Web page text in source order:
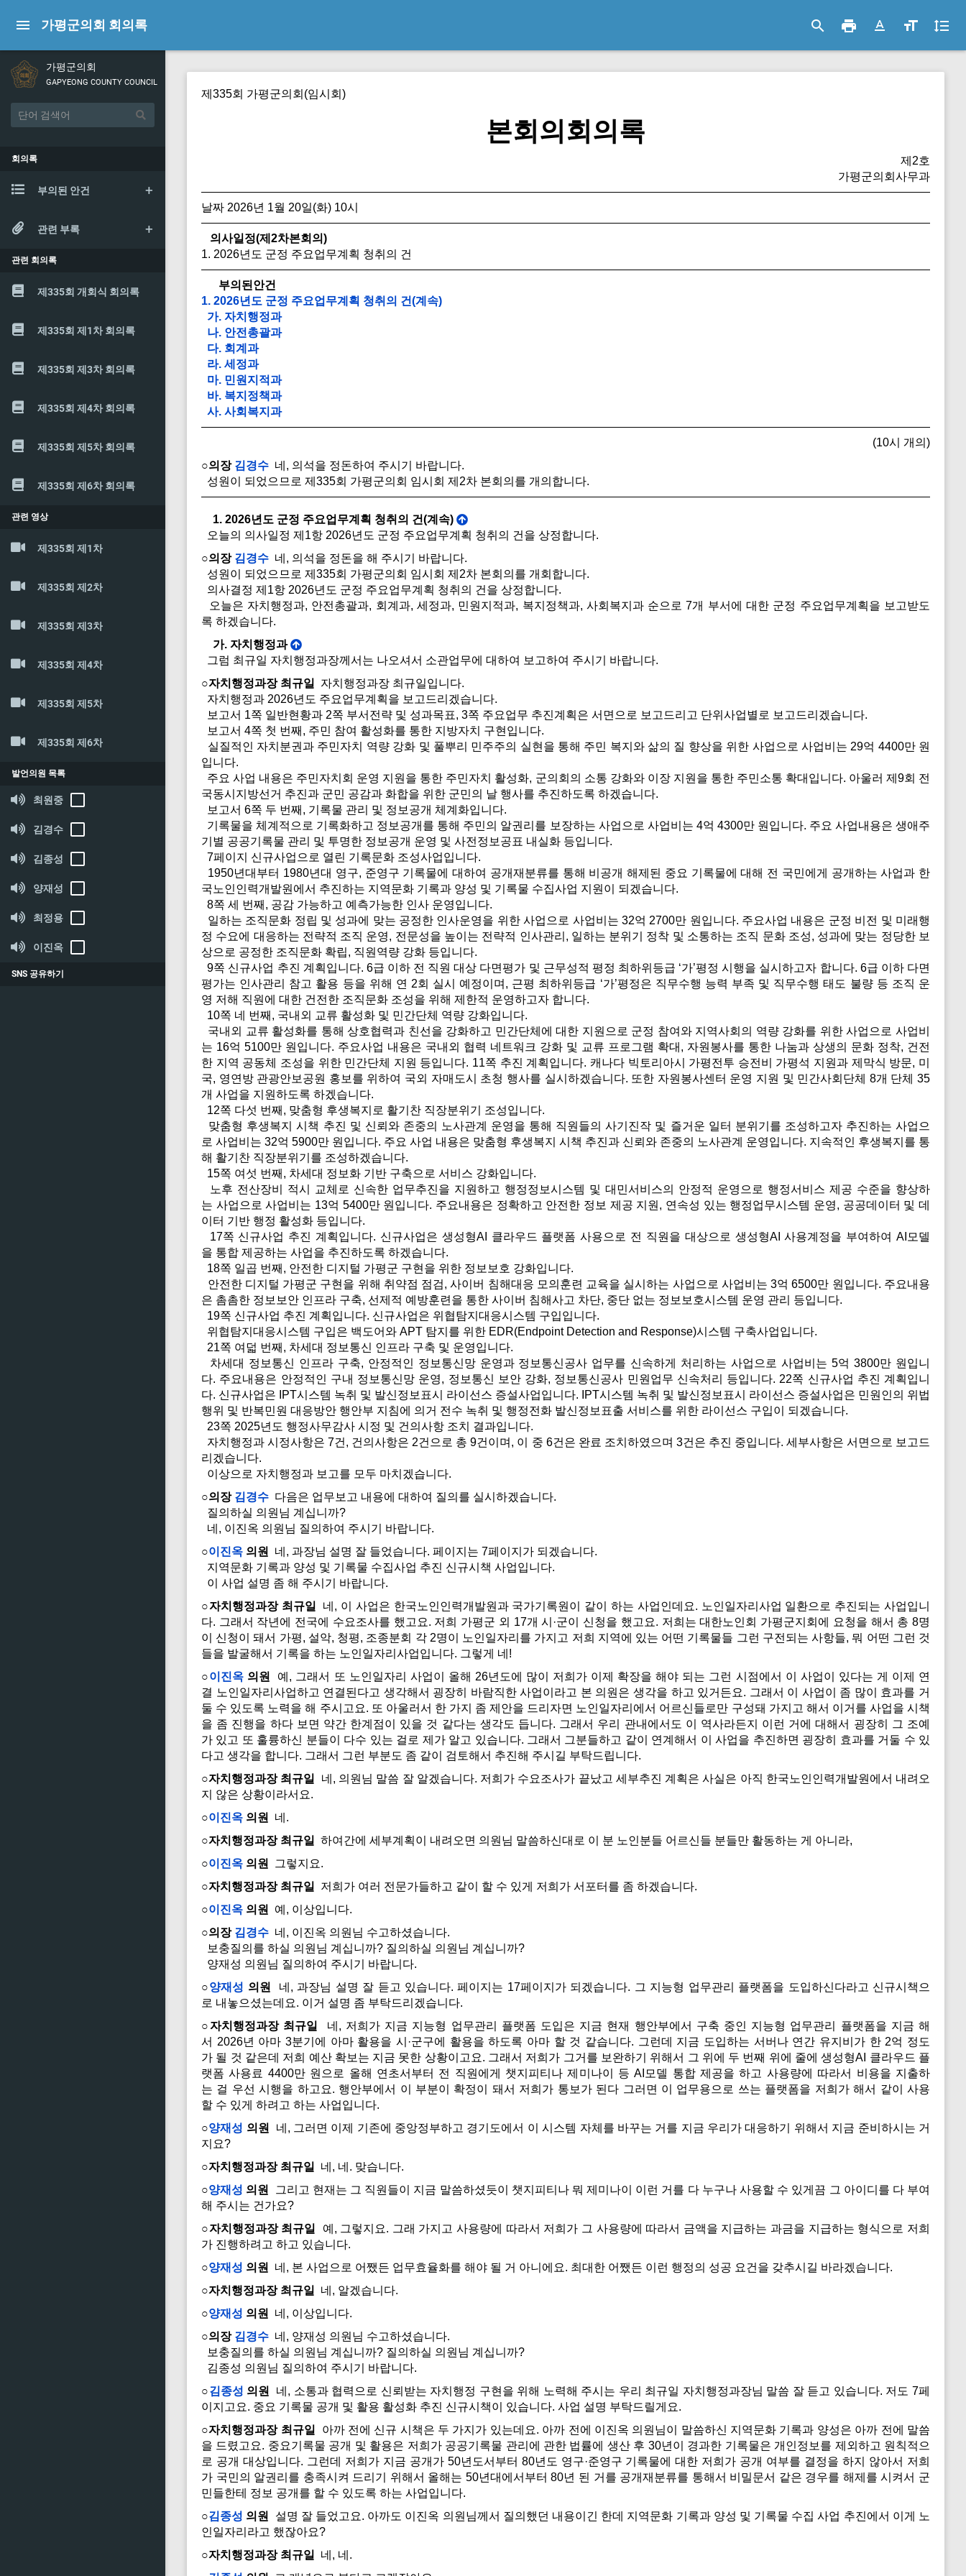
가평군의회 회의록 search print text_format format_size format_line_spacing
가평군의회
GAPYEONG COUNTY COUNCIL
회의록
부의된 안건
관련 부록
관련 회의록
제335회 개회식 회의록
제335회 제1차 회의록
제335회 제3차 회의록
제335회 제4차 회의록
제335회 제5차 회의록
제335회 제6차 회의록
관련 영상
제335회 제1차
제335회 제2차
제335회 제3차
제335회 제4차
제335회 제5차
제335회 제6차
발언의원 목록
최원중
김경수
김종성
양재성
최정용
이진옥
SNS 공유하기
제335회 가평군의회(임시회)
본회의회의록
제2호
가평군의회사무과
날짜 2026년 1월 20일(화) 10시
의사일정(제2차본회의)
1. 2026년도 군정 주요업무계획 청취의 건
부의된안건
1. 2026년도 군정 주요업무계획 청취의 건(계속)
가. 자치행정과
나. 안전총괄과
다. 회계과
라. 세정과
마. 민원지적과
바. 복지정책과
사. 사회복지과
(10시 개의)
○의장 김경수 네, 의석을 정돈하여 주시기 바랍니다.
성원이 되었으므로 제335회 가평군의회 임시회 제2차 본회의를 개의합니다.
1. 2026년도 군정 주요업무계획 청취의 건(계속)
오늘의 의사일정 제1항 2026년도 군정 주요업무계획 청취의 건을 상정합니다.
○의장 김경수 네, 의석을 정돈을 해 주시기 바랍니다.
성원이 되었으므로 제335회 가평군의회 임시회 제2차 본회의를 개회합니다.
의사결정 제1항 2026년도 군정 주요업무계획 청취의 건을 상정합니다.
오늘은 자치행정과, 안전총괄과, 회계과, 세정과, 민원지적과, 복지정책과, 사회복지과 순으로 7개 부서에 대한 군정 주요업무계획을 보고받도
록 하겠습니다.
가. 자치행정과
그럼 최규일 자치행정과장께서는 나오셔서 소관업무에 대하여 보고하여 주시기 바랍니다.
○자치행정과장 최규일
자치행정과장 최규일입니다.
자치행정과 2026년도 주요업무계획을 보고드리겠습니다.
보고서 1쪽 일반현황과 2쪽 부서전략 및 성과목표, 3쪽 주요업무 추진계획은 서면으로 보고드리고 단위사업별로 보고드리겠습니다.
보고서 4쪽 첫 번째, 주민 참여 활성화를 통한 지방자치 구현입니다.
실질적인 자치분권과 주민자치 역량 강화 및 풀뿌리 민주주의 실현을 통해 주민 복지와 삶의 질 향상을 위한 사업으로 사업비는 29억 4400만 원
입니다.
주요 사업 내용은 주민자치회 운영 지원을 통한 주민자치 활성화, 군의회의 소통 강화와 이장 지원을 통한 주민소통 확대입니다. 아울러 제9회 전
국동시지방선거 추진과 군민 공감과 화합을 위한 군민의 날 행사를 추진하도록 하겠습니다.
보고서 6쪽 두 번째, 기록물 관리 및 정보공개 체계화입니다.
기록물을 체계적으로 기록화하고 정보공개를 통해 주민의 알권리를 보장하는 사업으로 사업비는 4억 4300만 원입니다. 주요 사업내용은 생애주
기별 공공기록물 관리 및 투명한 정보공개 운영 및 사전정보공표 내실화 등입니다.
7페이지 신규사업으로 열린 기록문화 조성사업입니다.
1950년대부터 1980년대 영구, 준영구 기록물에 대하여 공개재분류를 통해 비공개 해제된 중요 기록물에 대해 전 국민에게 공개하는 사업과 한
국노인인력개발원에서 추진하는 지역문화 기록과 양성 및 기록물 수집사업 지원이 되겠습니다.
8쪽 세 번째, 공감 가능하고 예측가능한 인사 운영입니다.
일하는 조직문화 정립 및 성과에 맞는 공정한 인사운영을 위한 사업으로 사업비는 32억 2700만 원입니다. 주요사업 내용은 군정 비전 및 미래행
정 수요에 대응하는 전략적 조직 운영, 전문성을 높이는 전략적 인사관리, 일하는 분위기 정착 및 소통하는 조직 문화 조성, 성과에 맞는 정당한 보
상으로 공정한 조직문화 확립, 직원역량 강화 등입니다.
9쪽 신규사업 추진 계획입니다. 6급 이하 전 직원 대상 다면평가 및 근무성적 평정 최하위등급 ‘가’평정 시행을 실시하고자 합니다. 6급 이하 다면
평가는 인사관리 참고 활용 등을 위해 연 2회 실시 예정이며, 근평 최하위등급 ‘가’평정은 직무수행 능력 부족 및 직무수행 태도 불량 등 조직 운
영 저해 직원에 대한 건전한 조직문화 조성을 위해 제한적 운영하고자 합니다.
10쪽 네 번째, 국내외 교류 활성화 및 민간단체 역량 강화입니다.
국내외 교류 활성화를 통해 상호협력과 친선을 강화하고 민간단체에 대한 지원으로 군정 참여와 지역사회의 역량 강화를 위한 사업으로 사업비
는 16억 5100만 원입니다. 주요사업 내용은 국내외 협력 네트워크 강화 및 교류 프로그램 확대, 자원봉사를 통한 나눔과 상생의 문화 정착, 건전
한 지역 공동체 조성을 위한 민간단체 지원 등입니다. 11쪽 추진 계획입니다. 캐나다 빅토리아시 가평전투 승전비 가평석 지원과 제막식 방문, 미
국, 영연방 관광안보공원 홍보를 위하여 국외 자매도시 초청 행사를 실시하겠습니다. 또한 자원봉사센터 운영 지원 및 민간사회단체 8개 단체 35
개 사업을 지원하도록 하겠습니다.
12쪽 다섯 번째, 맞춤형 후생복지로 활기찬 직장분위기 조성입니다.
맞춤형 후생복지 시책 추진 및 신뢰와 존중의 노사관계 운영을 통해 직원들의 사기진작 및 즐거운 일터 분위기를 조성하고자 추진하는 사업으
로 사업비는 32억 5900만 원입니다. 주요 사업 내용은 맞춤형 후생복지 시책 추진과 신뢰와 존중의 노사관계 운영입니다. 지속적인 후생복지를 통
해 활기찬 직장분위기를 조성하겠습니다.
15쪽 여섯 번째, 차세대 정보화 기반 구축으로 서비스 강화입니다.
노후 전산장비 적시 교체로 신속한 업무추진을 지원하고 행정정보시스템 및 대민서비스의 안정적 운영으로 행정서비스 제공 수준을 향상하
는 사업으로 사업비는 13억 5400만 원입니다. 주요내용은 정확하고 안전한 정보 제공 지원, 연속성 있는 행정업무시스템 운영, 공공데이터 및 데
이터 기반 행정 활성화 등입니다.
17쪽 신규사업 추진 계획입니다. 신규사업은 생성형AI 클라우드 플랫폼 사용으로 전 직원을 대상으로 생성형AI 사용계정을 부여하여 AI모델
을 통합 제공하는 사업을 추진하도록 하겠습니다.
18쪽 일곱 번째, 안전한 디지털 가평군 구현을 위한 정보보호 강화입니다.
안전한 디지털 가평군 구현을 위해 취약점 점검, 사이버 침해대응 모의훈련 교육을 실시하는 사업으로 사업비는 3억 6500만 원입니다. 주요내용
은 촘촘한 정보보안 인프라 구축, 선제적 예방훈련을 통한 사이버 침해사고 차단, 중단 없는 정보보호시스템 운영 관리 등입니다.
19쪽 신규사업 추진 계획입니다. 신규사업은 위협탐지대응시스템 구입입니다.
위협탐지대응시스템 구입은 백도어와 APT 탐지를 위한 EDR(Endpoint Detection and Response)시스템 구축사업입니다.
21쪽 여덟 번째, 차세대 정보통신 인프라 구축 및 운영입니다.
차세대 정보통신 인프라 구축, 안정적인 정보통신망 운영과 정보통신공사 업무를 신속하게 처리하는 사업으로 사업비는 5억 3800만 원입니
다. 주요내용은 안정적인 구내 정보통신망 운영, 정보통신 보안 강화, 정보통신공사 민원업무 신속처리 등입니다. 22쪽 신규사업 추진 계획입니
다. 신규사업은 IPT시스템 녹취 및 발신정보표시 라이선스 증설사업입니다. IPT시스템 녹취 및 발신정보표시 라이선스 증설사업은 민원인의 위법
행위 및 반복민원 대응방안 행안부 지침에 의거 전수 녹취 및 행정전화 발신정보표출 서비스를 위한 라이선스 구입이 되겠습니다.
23쪽 2025년도 행정사무감사 시정 및 건의사항 조치 결과입니다.
자치행정과 시정사항은 7건, 건의사항은 2건으로 총 9건이며, 이 중 6건은 완료 조치하였으며 3건은 추진 중입니다. 세부사항은 서면으로 보고드
리겠습니다.
이상으로 자치행정과 보고를 모두 마치겠습니다.
○의장 김경수 다음은 업무보고 내용에 대하여 질의를 실시하겠습니다.
질의하실 의원님 계십니까?
네, 이진옥 의원님 질의하여 주시기 바랍니다.
○이진옥 의원
네, 과장님 설명 잘 들었습니다. 페이지는 7페이지가 되겠습니다.
지역문화 기록과 양성 및 기록물 수집사업 추진 신규시책 사업입니다.
이 사업 설명 좀 해 주시기 바랍니다.
○자치행정과장 최규일
네, 이 사업은 한국노인인력개발원과 국가기록원이 같이 하는 사업인데요. 노인일자리사업 일환으로 추진되는 사업입니
다. 그래서 작년에 전국에 수요조사를 했고요. 저희 가평군 외 17개 시·군이 신청을 했고요. 저희는 대한노인회 가평군지회에 요청을 해서 총 8명
이 신청이 돼서 가평, 설악, 청평, 조종분회 각 2명이 노인일자리를 가지고 저희 지역에 있는 어떤 기록물들 그런 구전되는 사항들, 뭐 어떤 그런 것
들을 발굴해서 기록을 하는 노인일자리사업입니다. 그렇게 네!
○이진옥 의원
예, 그래서 또 노인일자리 사업이 올해 26년도에 많이 저희가 이제 확장을 해야 되는 그런 시점에서 이 사업이 있다는 게 이제 연
결 노인일자리사업하고 연결된다고 생각해서 굉장히 바람직한 사업이라고 본 의원은 생각을 하고 있거든요. 그래서 이 사업이 좀 많이 효과를 거
둘 수 있도록 노력을 해 주시고요. 또 아울러서 한 가지 좀 제안을 드리자면 노인일자리에서 어르신들로만 구성돼 가지고 해서 이거를 사업을 시책
을 좀 진행을 하다 보면 약간 한계점이 있을 것 같다는 생각도 듭니다. 그래서 우리 관내에서도 이 역사라든지 이런 거에 대해서 굉장히 그 조예
가 있고 또 훌륭하신 분들이 다수 있는 걸로 제가 알고 있습니다. 그래서 그분들하고 같이 연계해서 이 사업을 추진하면 굉장히 효과를 거둘 수 있
다고 생각을 합니다. 그래서 그런 부분도 좀 같이 검토해서 추진해 주시길 부탁드립니다.
○자치행정과장 최규일
네, 의원님 말씀 잘 알겠습니다. 저희가 수요조사가 끝났고 세부추진 계획은 사실은 아직 한국노인인력개발원에서 내려오
지 않은 상황이라서요.
○이진옥 의원
네.
○자치행정과장 최규일
하여간에 세부계획이 내려오면 의원님 말씀하신대로 이 분 노인분들 어르신들 분들만 활동하는 게 아니라,
○이진옥 의원
그렇지요.
○자치행정과장 최규일
저희가 여러 전문가들하고 같이 할 수 있게 저희가 서포터를 좀 하겠습니다.
○이진옥 의원
예, 이상입니다.
○의장 김경수 네, 이진옥 의원님 수고하셨습니다.
보충질의를 하실 의원님 계십니까? 질의하실 의원님 계십니까?
양재성 의원님 질의하여 주시기 바랍니다.
○양재성 의원
네, 과장님 설명 잘 듣고 있습니다. 페이지는 17페이지가 되겠습니다. 그 지능형 업무관리 플랫폼을 도입하신다라고 신규시책으
로 내놓으셨는데요. 이거 설명 좀 부탁드리겠습니다.
○자치행정과장 최규일
네, 저희가 지금 지능형 업무관리 플랫폼 도입은 지금 현재 행안부에서 구축 중인 지능형 업무관리 플랫폼을 지금 해
서 2026년 아마 3분기에 아마 활용을 시·군구에 활용을 하도록 아마 할 것 같습니다. 그런데 지금 도입하는 서버나 연간 유지비가 한 2억 정도
가 될 것 같은데 저희 예산 확보는 지금 못한 상황이고요. 그래서 저희가 그거를 보완하기 위해서 그 위에 두 번째 위에 줄에 생성형AI 클라우드 플
랫폼 사용료 4400만 원으로 올해 연초서부터 전 직원에게 챗지피티나 제미나이 등 AI모델 통합 제공을 하고 사용량에 따라서 비용을 지출하
는 걸 우선 시행을 하고요. 행안부에서 이 부분이 확정이 돼서 저희가 통보가 된다 그러면 이 업무용으로 쓰는 플랫폼을 저희가 해서 같이 사용
할 수 있게 하려고 하는 사업입니다.
○양재성 의원
네, 그러면 이제 기존에 중앙정부하고 경기도에서 이 시스템 자체를 바꾸는 거를 지금 우리가 대응하기 위해서 지금 준비하시는 거
지요?
○자치행정과장 최규일
네, 네. 맞습니다.
○양재성 의원
그리고 현재는 그 직원들이 지금 말씀하셨듯이 챗지피티나 뭐 제미나이 이런 거를 다 누구나 사용할 수 있게끔 그 아이디를 다 부여
해 주시는 건가요?
○자치행정과장 최규일
예, 그렇지요. 그래 가지고 사용량에 따라서 저희가 그 사용량에 따라서 금액을 지급하는 과금을 지급하는 형식으로 저희
가 진행하려고 하고 있습니다.
○양재성 의원
네, 본 사업으로 어쨌든 업무효율화를 해야 될 거 아니에요. 최대한 어쨌든 이런 행정의 성공 요건을 갖추시길 바라겠습니다.
○자치행정과장 최규일
네, 알겠습니다.
○양재성 의원
네, 이상입니다.
○의장 김경수 네, 양재성 의원님 수고하셨습니다.
보충질의를 하실 의원님 계십니까? 질의하실 의원님 계십니까?
김종성 의원님 질의하여 주시기 바랍니다.
○김종성 의원
네, 소통과 협력으로 신뢰받는 자치행정 구현을 위해 노력해 주시는 우리 최규일 자치행정과장님 말씀 잘 듣고 있습니다. 저도 7페
이지고요. 중요 기록물 공개 및 활용 활성화 추진 신규시책이 있습니다. 사업 설명 부탁드릴게요.
○자치행정과장 최규일
아까 전에 신규 시책은 두 가지가 있는데요. 아까 전에 이진옥 의원님이 말씀하신 지역문화 기록과 양성은 아까 전에 말씀
을 드렸고요. 중요기록물 공개 및 활용은 저희가 공공기록물 관리에 관한 법률에 생산 후 30년이 경과한 기록물은 개인정보를 제외하고 원칙적으
로 공개 대상입니다. 그런데 저희가 지금 공개가 50년도서부터 80년도 영구·준영구 기록물에 대한 저희가 공개 여부를 결정을 하지 않아서 저희
가 국민의 알권리를 충족시켜 드리기 위해서 올해는 50년대에서부터 80년 된 거를 공개재분류를 통해서 비밀문서 같은 경우를 해제를 시켜서 군
민들한테 정보 공개를 할 수 있도록 하는 사업입니다.
○김종성 의원
설명 잘 들었고요. 아까도 이진옥 의원님께서 질의했던 내용이긴 한데 지역문화 기록과 양성 및 기록물 수집 사업 추진에서 이게 노
인일자리라고 했잖아요?
○자치행정과장 최규일
네, 네.